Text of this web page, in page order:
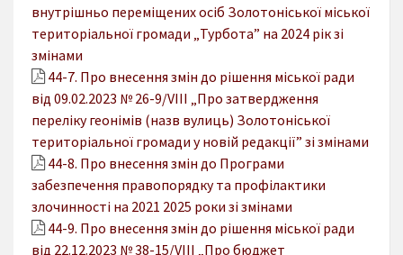
внутрішньо переміщених осіб Золотоніської міської
територіальної громади „Турбота” на 2024 рік зі
змінами
44-7. Про внесення змін до рішення міської ради
від 09.02.2023 № 26-9/VIII „Про затвердження
переліку геонімів (назв вулиць) Золотоніської
територіальної громади у новій редакції” зі змінами
44-8. Про внесення змін до Програми
забезпечення правопорядку та профілактики
злочинності на 2021 2025 роки зі змінами
44-9. Про внесення змін до рішення міської ради
від 22.12.2023 № 38-15/VIІІ „Про бюджет